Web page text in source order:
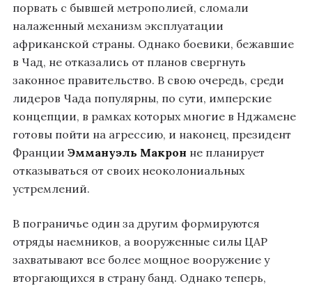
порвать с бывшей метрополией, сломали
налаженный механизм эксплуатации
африканской страны. Однако боевики, бежавшие
в Чад, не отказались от планов свергнуть
законное правительство. В свою очередь, среди
лидеров Чада популярны, по сути, имперские
концепции, в рамках которых многие в Нджамене
готовы пойти на агрессию, и наконец, президент
Франции Эммануэль Макрон не планирует
отказываться от своих неоколониальных
устремлений.
В пограничье один за другим формируются
отряды наемников, а вооруженные силы ЦАР
захватывают все более мощное вооружение у
вторгающихся в страну банд. Однако теперь,